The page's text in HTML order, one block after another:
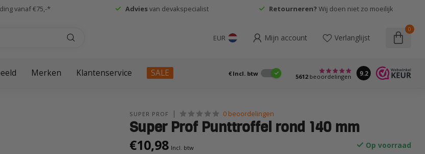
vanaf €75,-* Adviesvan devakspecialist Retourneren? Wij doen niet zo moeilijk
EUR Mijn account Verlanglijst
0
Merken Klantenservice SALE € Incl. btw 5612beoordelingen 9.2
SUPER PROF 0 beoordelingen
Super Prof Punttroffel rond 140 mm
€10,98 Incl. btw Op voorraad